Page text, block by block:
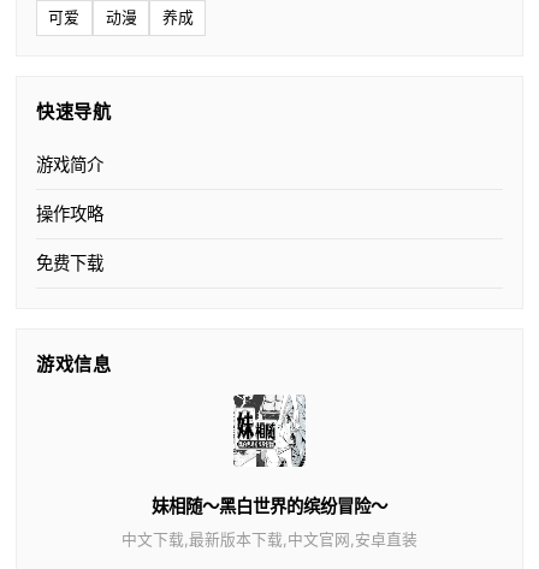
可爱 动漫 养成
快速导航
游戏简介
操作攻略
免费下载
游戏信息
妹相随～黑白世界的缤纷冒险～
中文下载,最新版本下载,中文官网,安卓直装